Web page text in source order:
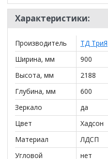
Материал:ЛДСП
Материал фасадов:
Наполнение шкафов /
полки ЛДСП;
штанга.
*Дополнительную
Шкаф для одежды с 1
«Либерти» СМ-297.07.024
менеджера по телефону
**Цены на официальном
Характеристики:
Производитель
ТД ТриЯ
Ширина, мм
900
Высота, мм
2188
Глубина, мм
600
Зеркало
да
Цвет
Хадсон
Материал
ЛДСП
Угловой
нет